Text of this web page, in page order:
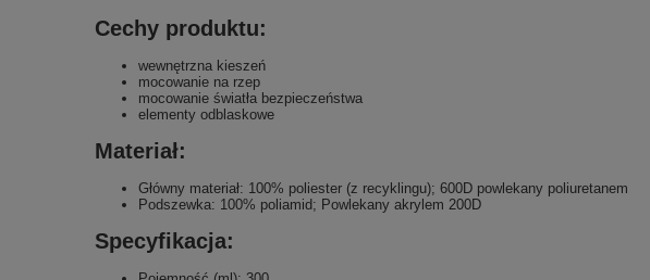
Cechy produktu:
wewnętrzna kieszeń
mocowanie na rzep
mocowanie światła bezpieczeństwa
elementy odblaskowe
Materiał:
Główny materiał: 100% poliester (z recyklingu); 600D powlekany poliuretanem
Podszewka: 100% poliamid; Powlekany akrylem 200D
Specyfikacja: